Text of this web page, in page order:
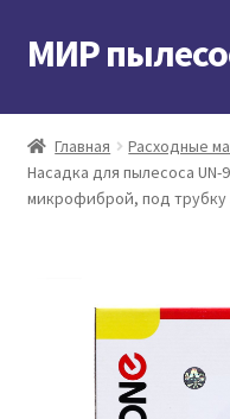
Перейти
к
Перейти
к
МИР
Главная
Мой аккаунт
Контакты
Корзина
Главная Расходные
Насадка для пылесоса UN-
микрофиброй, под трубку